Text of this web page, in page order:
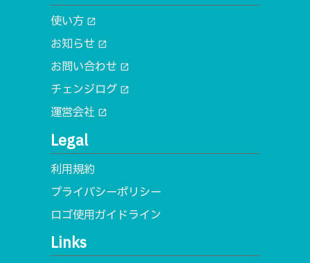
使い方 open_in_new
お知らせ open_in_new
お問い合わせ open_in_new
チェンジログ open_in_new
運営会社 open_in_new
Legal
利用規約
プライバシーポリシー
ロゴ使用ガイドライン
Links